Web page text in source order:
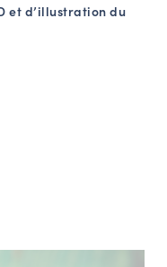
et d’illustration du